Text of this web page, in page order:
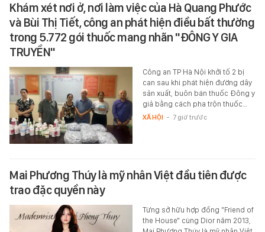
Khám xét nơi ở, nơi làm việc của Hà Quang Phước
và Bùi Thị Tiết, công an phát hiện điều bất thường
trong 5.772 gói thuốc mang nhãn "ĐÔNG Y GIA
TRUYỀN"
Công an TP Hà Nội khởi tố 2 bị
can sau khi phát hiện đường dây
sản xuất, buôn bán thuốc Đông y
giả bằng cách pha trộn thuốc…
XÃ HỘI - 7 giờ trước
Mai Phương Thúy là mỹ nhân Việt đầu tiên được
trao đặc quyền này
Từng sở hữu hợp đồng "Friend of
the House" cùng Dior năm 2013,